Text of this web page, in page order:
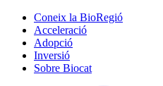
Coneix la BioRegió
Acceleració
Adopció
Inversió
Sobre Biocat